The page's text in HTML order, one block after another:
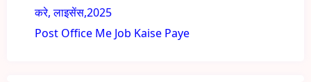
करे, लाइसेंस,2025
Post Office Me Job Kaise Paye